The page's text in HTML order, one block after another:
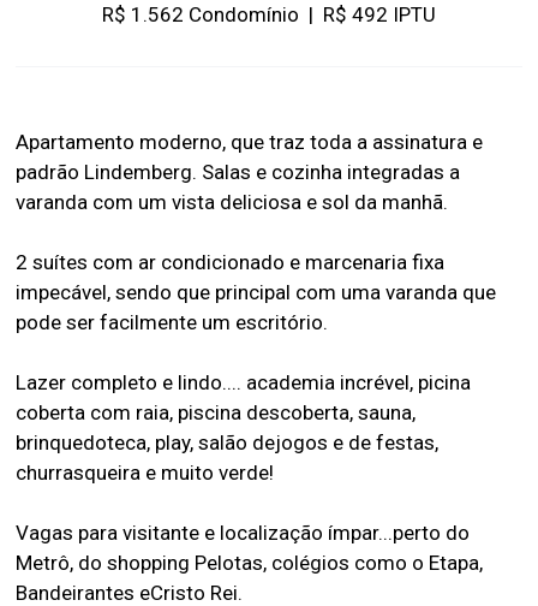
R$ 1.562 Condomínio | R$ 492 IPTU
Apartamento moderno, que traz toda a assinatura e
padrão Lindemberg. Salas e cozinha integradas a
varanda com um vista deliciosa e sol da manhã.
2 suítes com ar condicionado e marcenaria fixa
impecável, sendo que principal com uma varanda que
pode ser facilmente um escritório.
Lazer completo e lindo.... academia incrével, picina
coberta com raia, piscina descoberta, sauna,
brinquedoteca, play, salão dejogos e de festas,
churrasqueira e muito verde!
Vagas para visitante e localização ímpar...perto do
Metrô, do shopping Pelotas, colégios como o Etapa,
Bandeirantes eCristo Rei.